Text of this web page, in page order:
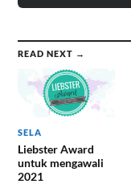
READ NEXT →
SELA
Liebster Award
untuk mengawali
2021